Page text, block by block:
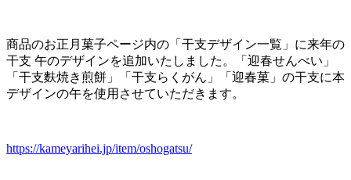
商品のお正月菓子ページ内の「干支デザイン一覧」に来年の
干支 午のデザインを追加いたしました。「迎春せんべい」
「干支麩焼き煎餅」「干支らくがん」「迎春菓」の干支に本
デザインの午を使用させていただきます。
https://kameyarihei.jp/item/oshogatsu/